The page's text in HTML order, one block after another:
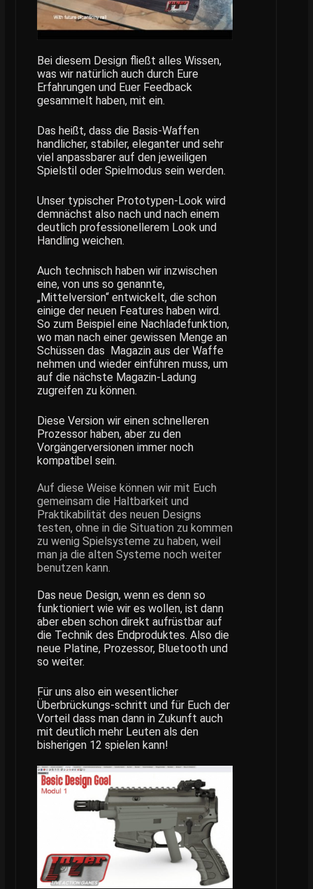
Bei diesem Design fließt alles Wissen,
was wir natürlich auch durch Eure
Erfahrungen und Euer Feedback
gesammelt haben, mit ein.
Das heißt, dass die Basis-Waffen
handlicher, stabiler, eleganter und sehr
viel anpassbarer auf den jeweiligen
Spielstil oder Spielmodus sein werden.
Unser typischer Prototypen-Look wird
demnächst also nach und nach einem
deutlich professionellerem Look und
Handling weichen.
Auch technisch haben wir inzwischen
eine, von uns so genannte,
„Mittelversion“ entwickelt, die schon
einige der neuen Features haben wird.
So zum Beispiel eine Nachladefunktion,
wo man nach einer gewissen Menge an
Schüssen das Magazin aus der Waffe
nehmen und wieder einführen muss, um
auf die nächste Magazin-Ladung
zugreifen zu können.
Diese Version wir einen schnelleren
Prozessor haben, aber zu den
Vorgängerversionen immer noch
kompatibel sein.
Auf diese Weise können wir mit Euch
gemeinsam die Haltbarkeit und
Praktikabilität des neuen Designs
testen, ohne in die Situation zu kommen
zu wenig Spielsysteme zu haben, weil
man ja die alten Systeme noch weiter
benutzen kann.
Das neue Design, wenn es denn so
funktioniert wie wir es wollen, ist dann
aber eben schon direkt aufrüstbar auf
die Technik des Endproduktes. Also die
neue Platine, Prozessor, Bluetooth und
so weiter.
Für uns also ein wesentlicher
Überbrückungs-schritt und für Euch der
Vorteil dass man dann in Zukunft auch
mit deutlich mehr Leuten als den
bisherigen 12 spielen kann!